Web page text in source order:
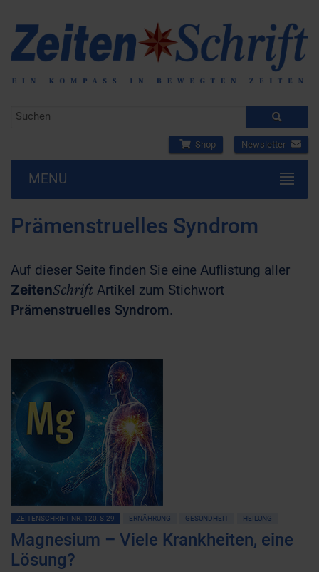
Shop Newsletter
MENU
Prämenstruelles Syndrom
Auf dieser Seite finden Sie eine Auflistung aller
ZeitenSchrift Artikel zum Stichwort
Prämenstruelles Syndrom.
ZEITENSCHRIFT NR. 120, S.29 ERNÄHRUNG GESUNDHEIT HEILUNG
Magnesium – Viele Krankheiten, eine
Lösung?